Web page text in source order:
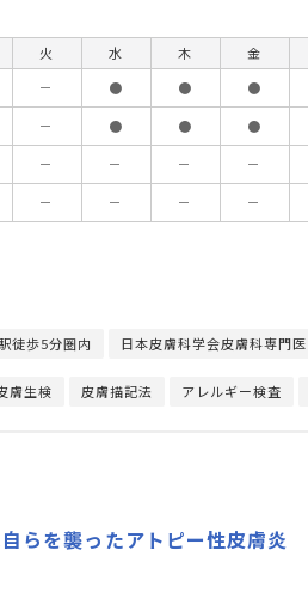
火 水 木 金
－ ● ● ●
－ ● ● ●
－ － － －
－ － － －
徒歩5分圏内 日本皮膚科学会皮膚科専門医
膚生検 皮膚描記法 アレルギー検査
自らを襲ったアトピー性皮膚